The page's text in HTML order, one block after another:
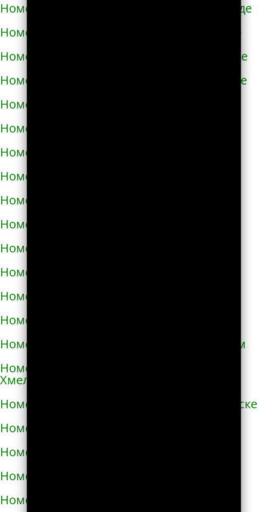
Номера телефонов такси в Новомиргороде
Номера телефонов такси в Новоукраинке
Номера телефонов такси в Новояворовске
Номера телефонов такси в Новом Роздоле
Номера телефонов такси в Носовке
Номера телефонов такси в Обухове
Номера телефонов такси в Овидиополе
Номера телефонов такси в Овруче
Номера телефонов такси в Одессе
Номера телефонов такси в Олевске
Номера телефонов такси в Орехове
Номера телефонов такси в Очакове
Номера телефонов такси в Павлограде
Номера телефонов такси в Первомайске
Номера телефонов такси в Первомайском
Номера телефонов такси в Переяславе-
Хмельницком
Номера телефонов такси в Першотравенске
Номера телефонов такси в Пирятине
Номера телефонов такси в Подгородном
Номера телефонов такси в Подольске
Номера телефонов такси в Покрове